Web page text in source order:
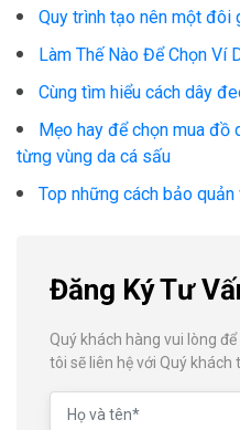
Quy trình tạo nên một đôi
Làm Thế Nào Để Chọn Ví
Cùng tìm hiểu cách dây
Mẹo hay để chọn mua đồ
từng vùng da cá sấu
Top những cách bảo
Đăng Ký Tư
Quý khách hàng vui lòng
tôi sẽ liên hệ với Quý